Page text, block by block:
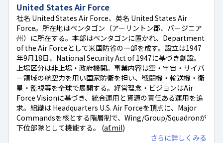
United States Air Force
社名 United States Air Force、英名 United States Air
Force。所在地はペンタゴン（アーリントン郡、バージニア
州）に所在する。本部はペンタゴンに置かれ、Department
of the Air Forceとして米国防省の一部を成す。設立は1947
年9月18日、National Security Act of 1947に基づき創設。
上場区分は非上場・政府機関。事業内容は空・宇宙・サイバ
ー領域の航空力を用い国家防衛を担い、戦闘機・輸送機・衛
星・監視等を全球で展開する。経営理念・ビジョンはAir
Force Visionに基づき、統合運用と資源の責任ある運用を追
求。組織は Headquarters U.S. Air Forceを頂点に、Major
Commandsを核とする階層制で、Wing/Group/Squadronが
下位部隊として機能する。 (af.mil)
さらに詳しくみる